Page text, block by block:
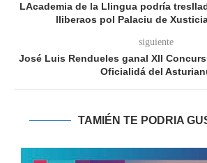
LAcademia de la Llingua podría
lliberaos pol Palaciu de
siguiente
José Luis Rendueles ganal XII
Oficialidá del
TAMIÉN TE PODRIA